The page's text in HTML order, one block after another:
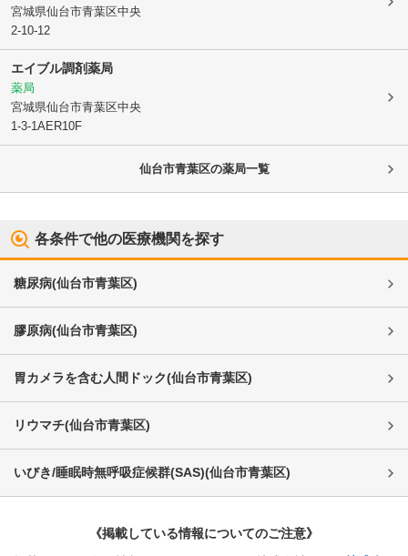
宮城県仙台市青葉区中央
2-10-12
エイブル調剤薬局
薬局
宮城県仙台市青葉区中央
1-3-1AER10F
仙台市青葉区の薬局一覧
各条件で他の医療機関を探す
糖尿病(仙台市青葉区)
膠原病(仙台市青葉区)
胃カメラを含む人間ドック(仙台市青葉区)
リウマチ(仙台市青葉区)
いびき/睡眠時無呼吸症候群(SAS)(仙台市青葉区)
《掲載している情報についてのご注意》